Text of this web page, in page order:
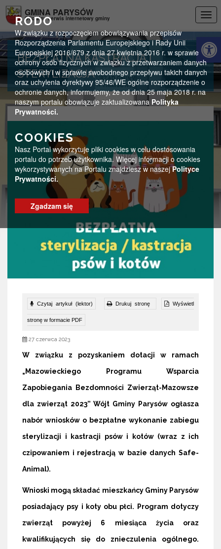
RODO
W związku z rozpoczęciem obowiązywania przepisów
Rozporządzenia Parlamentu Europejskiego i Rady Unii
Europejskiej 2016/679 z dnia 27 kwietnia 2016 r. w sprawie
ochrony osób fizycznych w związku z przetwarzaniem danych
osobowych i w sprawie swobodnego przepływu takich danych
oraz uchylenia dyrektywy 95/46/WE ogólne rozporządzenie o
ochronie danych, informujemy, że od dnia 25 maja 2018 r. na
naszym portalu obowiązuje zaktualizowana Polityka
Prywatności.
COOKIES
Nasz Portal wykorzytuje pliki cookies w celu dostosowania
portalu do potrzeb użytkownika. Więcej informacji o cookies
wykorzystywanych na Portalu znajdziesz w naszejPolityce
Prywatności.
Zgadzam się
GMINA PARYSÓW
Oficjalny serwis internetowy gminy
BEZPŁATNA KASTRACJA I
STERYLIZACJA
Czytaj artykuł (lektor) Drukuj stronę Wyświetl
stronę w formacie PDF
27 czerwca 2023
W związku z pozyskaniem dotacji w ramach
„Mazowieckiego Programu Wsparcia
Zapobiegania Bezdomności Zwierząt-Mazowsze
dla zwierząt 2023” Wójt Gminy Parysów ogłasza
nabór wniosków o bezpłatne wykonanie zabiegu
sterylizacji i kastracji psów i kotów (wraz z ich
czipowaniem i rejestracją w bazie danych Safe-
Animal).
Wnioski mogą składać mieszkańcy Gminy Parysów
posiadający psy i koty obu płci. Program dotyczy
zwierząt powyżej 6 miesiąca życia oraz
kwalifikujących się do znieczulenia ogólnego.